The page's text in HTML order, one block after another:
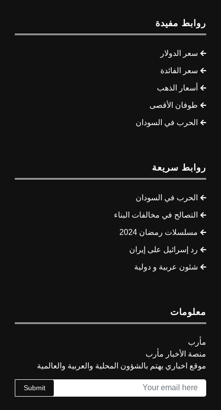
روابط مفيدة
سعر الدولار
سعر الفائدة
أسعار الذهب
طوفان الأقصى
الحرب في السودان
روابط سريعة
الحرب في السودان
التصالح في مخالفات البناء
مسلسلات رمضان 2024
رد إسرائيل على إيران
شئون عربية و دولية
معلومات
مأرب
منصة الأخبار مأرب
موقع اخباري يهتم بالشؤون المحلية والعربية والعالمية
Submit